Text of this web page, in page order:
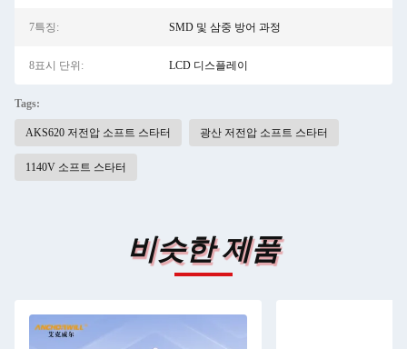
7특징: SMD 및 삼중 방어 과정
8표시 단위: LCD 디스플레이
Tags:
AKS620 저전압 소프트 스타터 광산 저전압 소프트 스타터
1140V 소프트 스타터
비슷한 제품